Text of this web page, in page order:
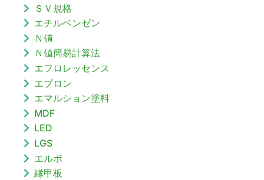
ＳＶ規格
エチルベンゼン
Ｎ値
Ｎ値簡易計算法
エフロレッセンス
エプロン
エマルション塗料
MDF
LED
LGS
エルボ
縁甲板